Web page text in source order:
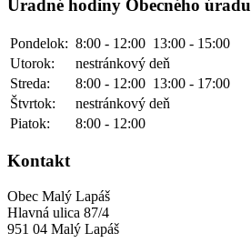
Úradné hodiny Obecného úradu
Pondelok: 8:00 - 12:00 13:00 - 15:00
Utorok:
nestránkový deň
Streda:
8:00 - 12:00 13:00 - 17:00
Štvrtok:
nestránkový deň
Piatok:
8:00 - 12:00
Kontakt
Obec Malý Lapáš
Hlavná ulica 87/4
951 04 Malý Lapáš